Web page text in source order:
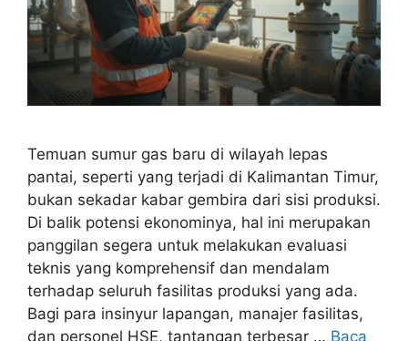
Temuan sumur gas baru di wilayah lepas
pantai, seperti yang terjadi di Kalimantan Timur,
bukan sekadar kabar gembira dari sisi produksi.
Di balik potensi ekonominya, hal ini merupakan
panggilan segera untuk melakukan evaluasi
teknis yang komprehensif dan mendalam
terhadap seluruh fasilitas produksi yang ada.
Bagi para insinyur lapangan, manajer fasilitas,
dan personel HSE, tantangan terbesar … Baca